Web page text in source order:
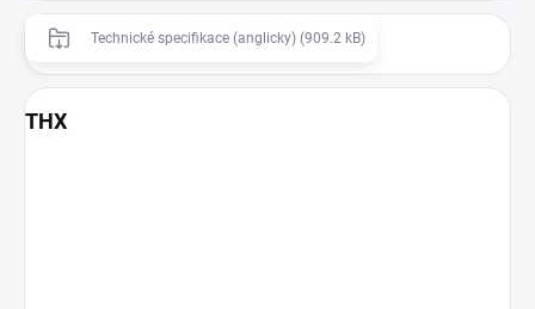
Technické specifikace (anglicky) (909.2 kB)
THX